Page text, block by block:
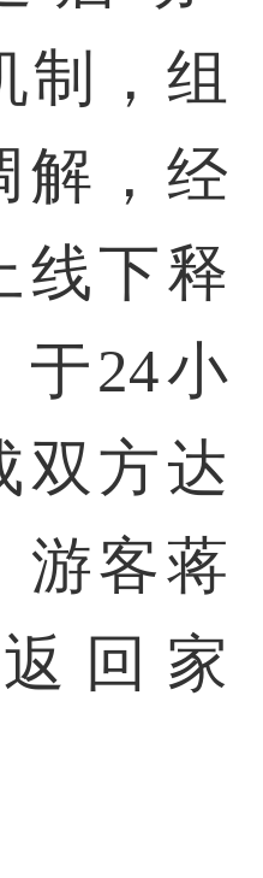
制，组
解，经
线下释
于24小
双方达
游客蒋
回家